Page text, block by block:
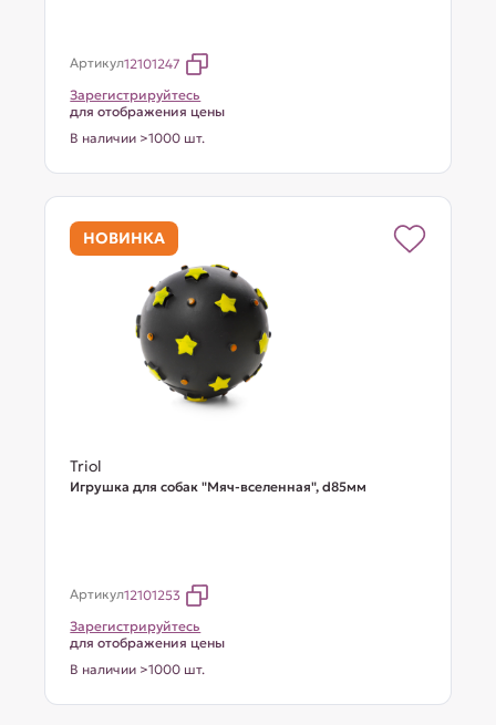
Артикул12101247
Зарегистрируйтесь
для отображения цены
В наличии >1000 шт.
НОВИНКА
Triol
Игрушка для собак "Мяч-вселенная", d85мм
Артикул12101253
Зарегистрируйтесь
для отображения цены
В наличии >1000 шт.